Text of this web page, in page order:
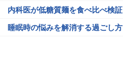
内科医が低糖質麺を食べ比べ検証
睡眠時の悩みを解消する過ごし方